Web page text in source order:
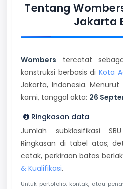
Tentang
Jakarta
Wombers tercatat
konstruksi berbasis di Kota
Jakarta, Indonesia.
kami, tanggal akta: 26
Ringkasan data
Jumlah subklasifikasi
Ringkasan di tabel atas;
cetak, perkiraan batas
& Kualifikasi.
Untuk portofolio, kontak, atau